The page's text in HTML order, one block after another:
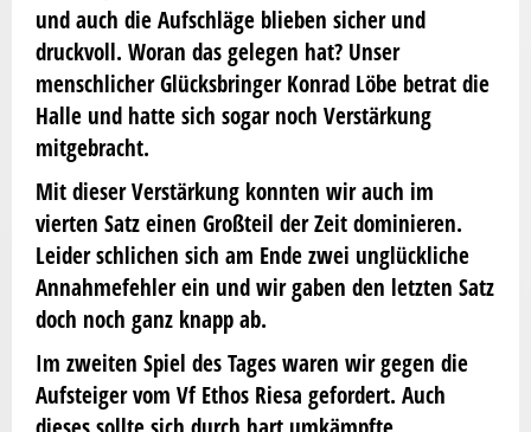
und auch die Aufschläge blieben sicher und
druckvoll. Woran das gelegen hat? Unser
menschlicher Glücksbringer Konrad Löbe betrat die
Halle und hatte sich sogar noch Verstärkung
mitgebracht.
Mit dieser Verstärkung konnten wir auch im
vierten Satz einen Großteil der Zeit dominieren.
Leider schlichen sich am Ende zwei unglückliche
Annahmefehler ein und wir gaben den letzten Satz
doch noch ganz knapp ab.
Im zweiten Spiel des Tages waren wir gegen die
Aufsteiger vom Vf Ethos Riesa gefordert. Auch